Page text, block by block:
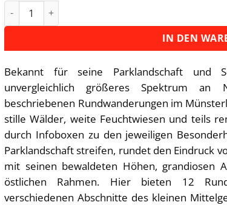
Wanderführer Münsterland und Teutoburger
IN DEN
Alternative:
Bekannt für seine Parklandschaft und
unvergleichlich größeres Spektrum
beschriebenen Rundwanderungen im
stille Wälder, weite Feuchtwiesen und teils
durch Infoboxen zu den jeweiligen
Parklandschaft streifen, rundet den Eindruck
mit seinen bewaldeten Höhen, grandiosen
östlichen Rahmen. Hier bieten 12
verschiedenen Abschnitte des kleinen